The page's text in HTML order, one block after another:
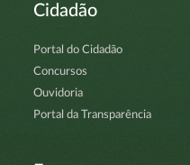
Cidadão
Portal do Cidadão
Concursos
Ouvidoria
Portal da Transparência